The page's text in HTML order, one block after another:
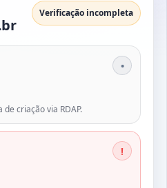
Verificação incompleta
criação via RDAP.